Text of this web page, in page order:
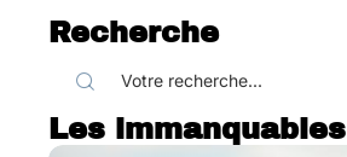
Recherche
Les immanquables